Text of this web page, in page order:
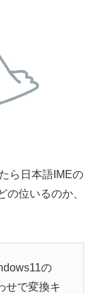
ら日本語IMEの
位いるのか、
の
せで変換キ